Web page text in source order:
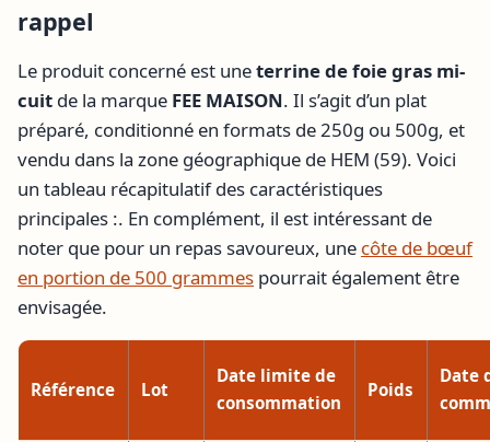
rappel
Le produit concerné est uneterrine de foie gras mi-
cuit de la marque FEE MAISON. Il s’agit d’un plat
préparé, conditionné en formats de 250g ou 500g, et
vendu dans la zone géographique de HEM (59). Voici
un tableau récapitulatif des caractéristiques
principales :. En complément, il est intéressant de
noter que pour un repas savoureux, une côte de bœuf
en portion de 500 grammes pourrait également être
envisagée.
Référence Lot
Date limite de
consommation
Poids
Date